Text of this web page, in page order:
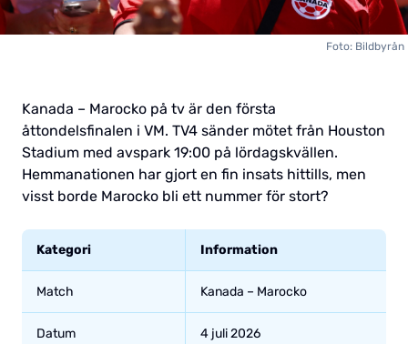
Foto: Bildbyrån
Kanada – Marocko på tv är den första
åttondelsfinalen i VM. TV4 sänder mötet från Houston
Stadium med avspark 19:00 på lördagskvällen.
Hemmanationen har gjort en fin insats hittills, men
visst borde Marocko bli ett nummer för stort?
Kategori Information
Match Kanada – Marocko
Datum 4 juli 2026